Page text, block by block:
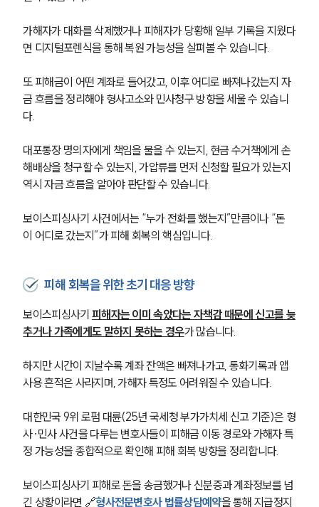
가해자가 대화를 삭제했거나 피해자가 당황해 일부 기록을 지웠다
면 디지털포렌식을 통해 복원 가능성을 살펴볼 수 있습니다.
또 피해금이 어떤 계좌로 들어갔고, 이후 어디로 빠져나갔는지 자
금 흐름을 정리해야 형사고소와 민사청구 방향을 세울 수 있습니
다.
대포통장 명의자에게 책임을 물을 수 있는지, 현금 수거책에게 손
해배상을 청구할 수 있는지, 가압류를 먼저 신청할 필요가 있는지
역시 자금 흐름을 알아야 판단할 수 있습니다.
보이스피싱사기 사건에서는 “누가 전화를 했는지”만큼이나 “돈
이 어디로 갔는지”가 피해 회복의 핵심입니다.
피해 회복을 위한 초기 대응 방향
보이스피싱사기 피해자는 이미 속았다는 자책감 때문에 신고를 늦
추거나 가족에게도 말하지 못하는 경우가 많습니다.
하지만 시간이 지날수록 계좌 잔액은 빠져나가고, 통화기록과 앱
사용 흔적은 사라지며, 가해자 특정도 어려워질 수 있습니다.
대한민국 9위 로펌 대륜(25년 국세청 부가가치세 신고 기준)은 형
사·민사 사건을 다루는 변호사들이 피해금 이동 경로와 가해자 특
정 가능성을 종합적으로 확인해 피해 회복 방향을 정리합니다.
보이스피싱사기 피해로 돈을 송금했거나 신분증과 계좌정보를 넘
긴 상황이라면 🔗형사전문변호사 법률상담예약을 통해 지급정지